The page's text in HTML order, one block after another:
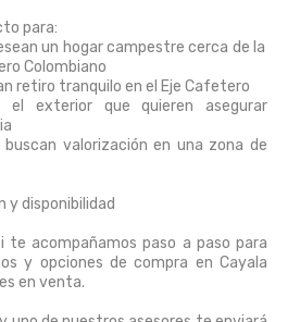
para:
un hogar campestre cerca de la
Colombiano
retiro tranquilo en el Eje Cafetero
el exterior que quieren asegurar
valorización en una zona de
y disponibilidad
te acompañamos paso a paso para
y opciones de compra en Cayala
en venta.